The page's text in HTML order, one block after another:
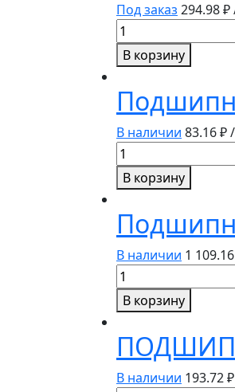
Под заказ 294.98₽
Количество
товара
Подшипник
(15.87*34.92*11)
(BBC)
В корзину
В наличии 83.16₽
Количество
товара
Подшипник
2RS/P6
(6-
180103
С17)
PLAST,
R
В корзину
В наличии 1 109.16
Количество
товара
Подшипник
7608A)
BBC-
В корзину
В наличии 193.72